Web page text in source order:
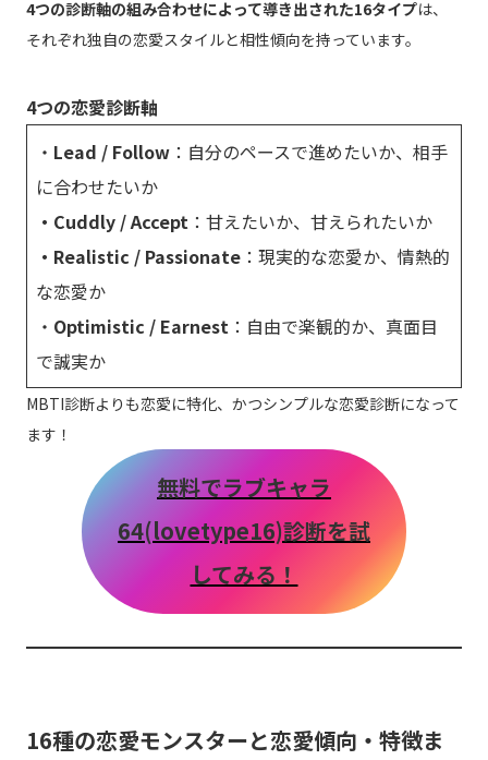
4つの診断軸の組み合わせによって導き出された16タイプは、
それぞれ独自の恋愛スタイルと相性傾向を持っています。
4つの恋愛診断軸
・ Lead / Follow ：自分のペースで進めたいか、相手
に合わせたいか
・Cuddly / Accept ：甘えたいか、甘えられたいか
・Realistic / Passionate ：現実的な恋愛か、情熱的
な恋愛か
・ Optimistic / Earnest ：自由で楽観的か、真面目
で誠実か
MBTI診断よりも恋愛に特化、かつシンプルな恋愛診断になって
ます！
無料でラブキャラ
64(lovetype16)診断を試
してみる！
16種の恋愛モンスターと恋愛傾向・特徴ま